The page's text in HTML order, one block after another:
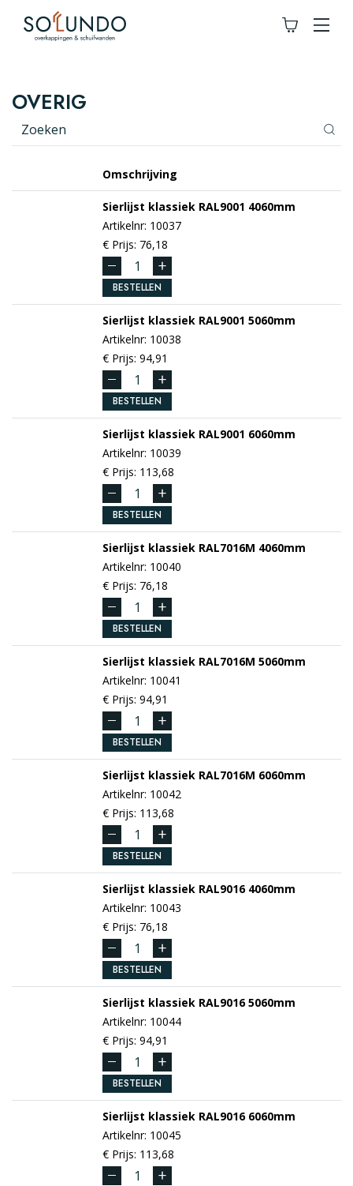
OVERIG
Omschrijving
Sierlijst klassiek RAL9001 4060mm
Artikelnr: 10037
€ Prijs: 76,18
BESTELLEN
Sierlijst klassiek RAL9001 5060mm
Artikelnr: 10038
€ Prijs: 94,91
BESTELLEN
Sierlijst klassiek RAL9001 6060mm
Artikelnr: 10039
€ Prijs: 113,68
BESTELLEN
Sierlijst klassiek RAL7016M 4060mm
Artikelnr: 10040
€ Prijs: 76,18
BESTELLEN
Sierlijst klassiek RAL7016M 5060mm
Artikelnr: 10041
€ Prijs: 94,91
BESTELLEN
Sierlijst klassiek RAL7016M 6060mm
Artikelnr: 10042
€ Prijs: 113,68
BESTELLEN
Sierlijst klassiek RAL90164060mm
Artikelnr: 10043
€ Prijs: 76,18
BESTELLEN
Sierlijst klassiek RAL90165060mm
Artikelnr: 10044
€ Prijs: 94,91
BESTELLEN
Sierlijst klassiek RAL90166060mm
Artikelnr: 10045
€ Prijs: 113,68